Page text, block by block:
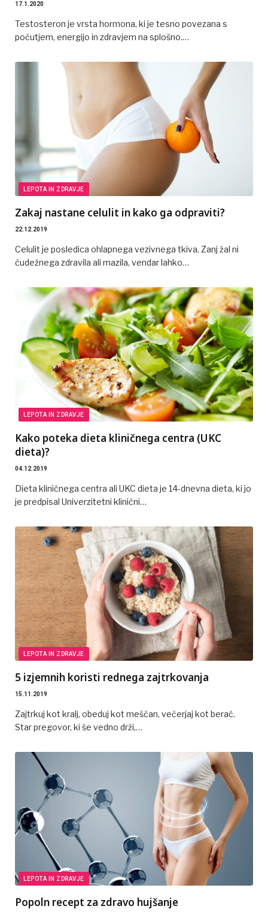
17.1.2020
Testosteron je vrsta hormona, ki je tesno povezana s
počutjem, energijo in zdravjem na splošno.…
LEPOTA IN ZDRAVJE
Zakaj nastane celulit in kako ga odpraviti?
22.12.2019
Celulit je posledica ohlapnega vezivnega tkiva. Zanj žal ni
čudežnega zdravila ali mazila, vendar lahko…
LEPOTA IN ZDRAVJE
Kako poteka dieta kliničnega centra (UKC
dieta)?
04.12.2019
Dieta kliničnega centra ali UKC dieta je 14-dnevna dieta, ki jo
je predpisal Univerzitetni klinični…
LEPOTA IN ZDRAVJE
5 izjemnih koristi rednega zajtrkovanja
15.11.2019
Zajtrkuj kot kralj, obeduj kot meščan, večerjaj kot berač.
Star pregovor, ki še vedno drži,…
LEPOTA IN ZDRAVJE
Popoln recept za zdravo hujšanje